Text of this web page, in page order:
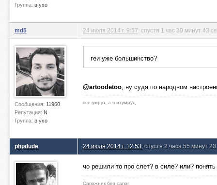
Группа: в ухо
md5
Сообщения: 11960
Репутация: N
Группа: в ухо
24 июля 2014 г. 9:57 , спустя 1 час 30 минут 43
геи уже большинство?
@artoodetoo, ну судя по народном
все умрут, а я изумруд
phpdude 24 июля 2014 г. 12:53 , спустя 2 часа 55 минут
чо решили то про слет? в силе? или? понять
Сапожник без сапог